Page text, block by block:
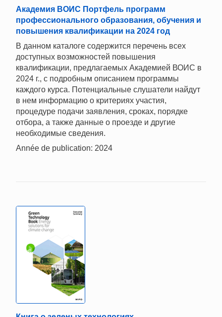
Академия ВОИС Портфель программ
профессионального образования, обучения и
повышения квалификации на 2024 год
В данном каталоге содержится перечень всех
доступных возможностей повышения
квалификации, предлагаемых Академией ВОИС в
2024 г., с подробным описанием программы
каждого курса. Потенциальные слушатели найдут
в нем информацию о критериях участия,
процедуре подачи заявления, сроках, порядке
отбора, а также данные о проезде и другие
необходимые сведения.
Année de publication: 2024